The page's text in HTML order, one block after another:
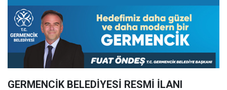
GERMENCİK BELEDİYESİ RESMİ İLANI